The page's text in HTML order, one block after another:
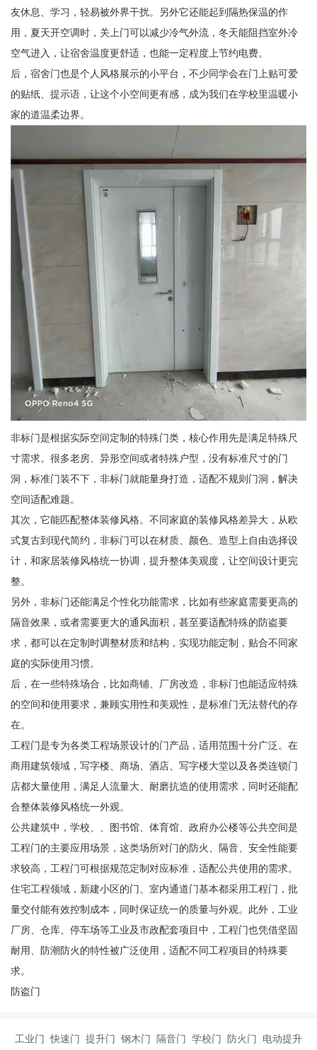
友休息、学习，轻易被外界干扰。另外它还能起到隔热保温的作
用，夏天开空调时，关上门可以减少冷气外流，冬天能阻挡室外冷
空气进入，让宿舍温度更舒适，也能一定程度上节约电费。
后，宿舍门也是个人风格展示的小平台，不少同学会在门上贴可爱
的贴纸、提示语，让这个小空间更有感，成为我们在学校里温暖小
家的道温柔边界。
非标门是根据实际空间定制的特殊门类，核心作用先是满足特殊尺
寸需求。很多老房、异形空间或者特殊户型，没有标准尺寸的门
洞，标准门装不下，非标门就能量身打造，适配不规则门洞，解决
空间适配难题。
其次，它能匹配整体装修风格。不同家庭的装修风格差异大，从欧
式复古到现代简约，非标门可以在材质、颜色、造型上自由选择设
计，和家居装修风格统一协调，提升整体美观度，让空间设计更完
整。
另外，非标门还能满足个性化功能需求，比如有些家庭需要更高的
隔音效果，或者需要更大的通风面积，甚至要适配特殊的防盗要
求，都可以在定制时调整材质和结构，实现功能定制，贴合不同家
庭的实际使用习惯。
后，在一些特殊场合，比如商铺、厂房改造，非标门也能适应特殊
的空间和使用要求，兼顾实用性和美观性，是标准门无法替代的存
在。
工程门是专为各类工程场景设计的门产品，适用范围十分广泛。在
商用建筑领域，写字楼、商场、酒店、写字楼大堂以及各类连锁门
店都大量使用，满足人流量大、耐磨抗造的使用需求，同时还能配
合整体装修风格统一外观。
公共建筑中，学校、、图书馆、体育馆、政府办公楼等公共空间是
工程门的主要应用场景，这类场所对门的防火、隔音、安全性能要
求较高，工程门可根据规范定制对应标准，适配公共使用的需求。
住宅工程领域，新建小区的门、室内通道门基本都采用工程门，批
量交付能有效控制成本，同时保证统一的质量与外观。此外，工业
厂房、仓库、停车场等工业及市政配套项目中，工程门也凭借坚固
耐用、防潮防火的特性被广泛使用，适配不同工程项目的特殊要
求。
防盗门
工业门 快速门 提升门 钢木门 隔音门 学校门 防火门 电动提升